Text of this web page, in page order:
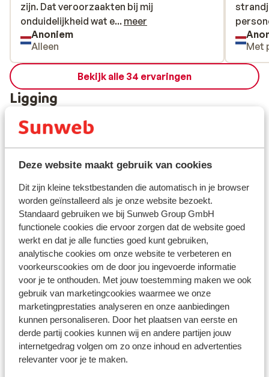
Deze website maakt gebruik van cookies
Dit zijn kleine tekstbestanden die automatisch in je browser
worden geïnstalleerd als je onze website bezoekt.
Standaard gebruiken we bij Sunweb Group GmbH
functionele cookies die ervoor zorgen dat de website goed
werkt en dat je alle functies goed kunt gebruiken,
analytische cookies om onze website te verbeteren en
voorkeurscookies om de door jou ingevoerde informatie
voor je te onthouden. Met jouw toestemming maken we ook
gebruik van marketingcookies waarmee we onze
marketingprestaties analyseren en onze aanbiedingen
kunnen personaliseren. Door het plaatsen van eerste en
derde partij cookies kunnen wij en andere partijen jouw
internetgedrag volgen om zo onze inhoud en advertenties
relevanter voor je te maken.
zijn. Dat veroorzaakten bij mij
onduidelijkheid wat er nou wel of niet
inbegrepen zou zijn.
zijn. Dat veroorzaakten bij mij
onduidelijkheid wat e... meer
Anoniem
Alleen
zeker
boek
app
10
Met
Bekijk alle 34 ervaringen
Ligging
Bekijk op kaart
In de buurt
Aan het strand (zandstrand, ligstoelen (gratis) ,
parasol (gratis) )
Centrum: 1500 m
Luchthaven Paphos: 15 km
Bushalte: 10 m
Pinautomaat: 50 m
Winkels: 100 m
(Mini)supermarkt: 50 m